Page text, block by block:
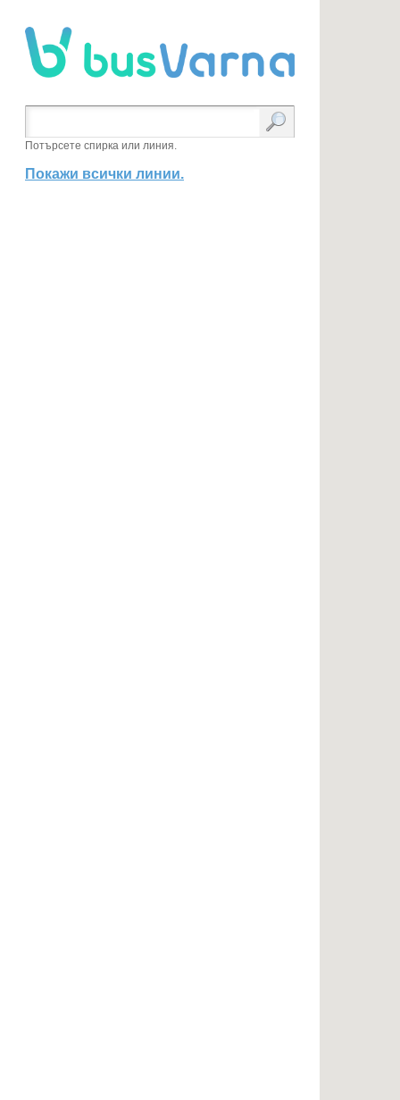
Потърсете спирка или линия.
Покажи всички линии.